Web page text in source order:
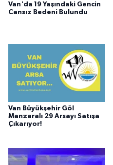
Van'da 19 Yaşındaki Gencin
Cansız Bedeni Bulundu
Van Büyükşehir Göl
Manzaralı 29 Arsayı Satışa
Çıkarıyor!